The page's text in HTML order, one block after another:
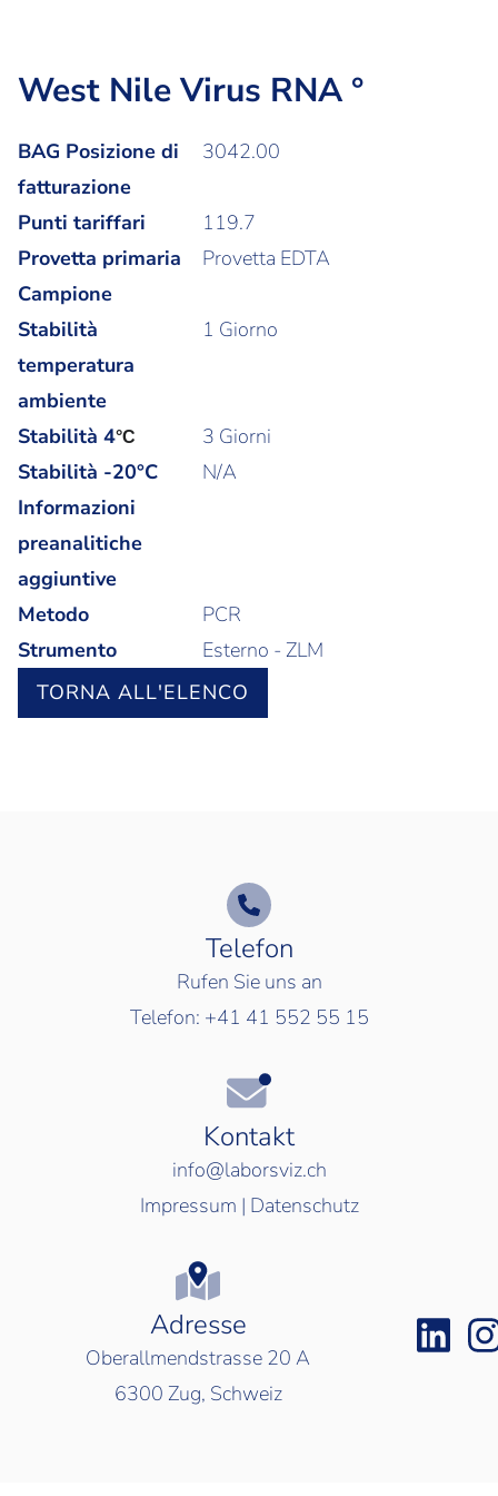
West Nile Virus RNA °
BAG Posizione di
fatturazione
3042.00
Punti tariffari
119.7
Provetta primaria
Provetta EDTA
Campione
Stabilità
temperatura
ambiente
1 Giorno
Stabilità 4°C
3 Giorni
Stabilità -20°C
N/A
Informazioni
preanalitiche
aggiuntive
Metodo
PCR
Strumento
Esterno - ZLM
TORNA ALL'ELENCO
Telefon
Rufen Sie uns an
Telefon: +41 41 552 55 15
Kontakt
info@laborsviz.ch
Impressum | Datenschutz
Adresse
Oberallmendstrasse 20 A
6300 Zug, Schweiz